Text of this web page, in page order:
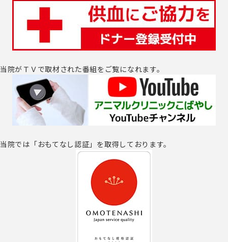
当院がＴＶで取材された番組をご覧になれます。
当院では「おもてなし認証」を取得しております。